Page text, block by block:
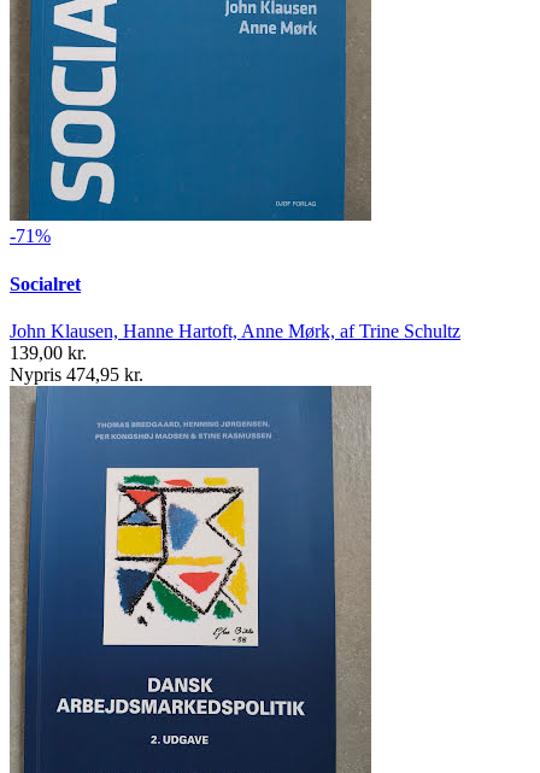
-71%
Socialret
John Klausen, Hanne Hartoft, Anne Mørk, af Trine Schultz
139,00 kr.
Nypris 474,95 kr.